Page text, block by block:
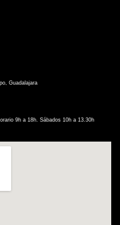
Guadalajara
9h a 18h. Sábados 10h a 13.30h